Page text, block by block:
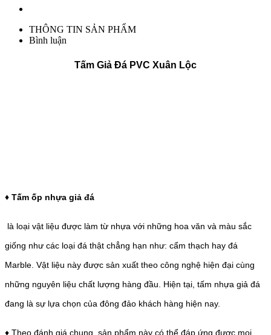
THÔNG TIN SẢN PHẨM
Bình luận
Tấm Giả Đá PVC Xuân Lộc
♦ Tấm ốp nhựa giả đá
là loại vật liệu được làm từ nhựa với những hoa văn và màu sắc
giống như các loại đá thật chẳng hạn như: cẩm thạch hay đá
Marble. Vật liệu này được sản xuất theo công nghệ hiện đại cùng
những nguyên liệu chất lượng hàng đầu. Hiện tại, tấm nhựa giả đá
đang là sự lựa chọn của đông đảo khách hàng hiện nay.
♦ Theo đánh giá chung, sản phẩm này có thể đáp ứng được mọi